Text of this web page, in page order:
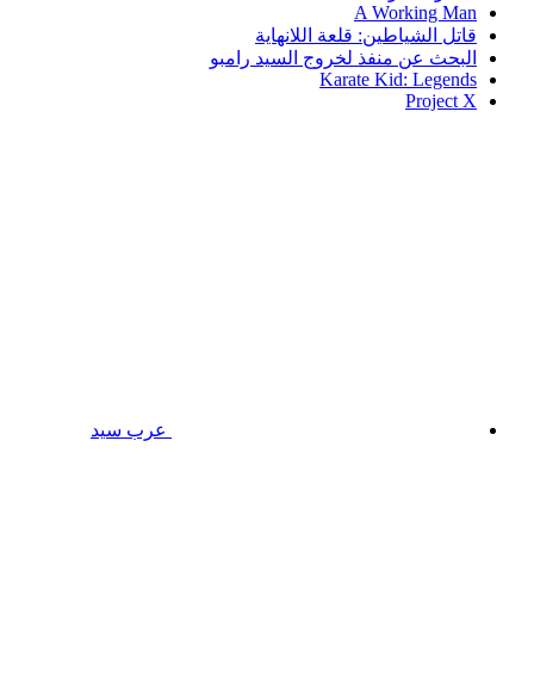
A Working Man
قاتل الشياطين: قلعة اللانهاية
البحث عن منفذ لخروج السيد رامبو
Karate Kid: Legends
Project X
عرب سيد